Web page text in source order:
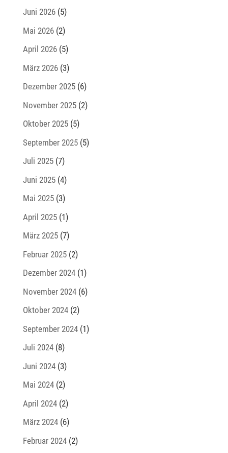
Juni 2026(5)
Mai 2026(2)
April 2026(5)
März 2026(3)
Dezember 2025(6)
November 2025(2)
Oktober 2025(5)
September 2025(5)
Juli 2025(7)
Juni 2025(4)
Mai 2025(3)
April 2025(1)
März 2025(7)
Februar 2025(2)
Dezember 2024(1)
November 2024(6)
Oktober 2024(2)
September 2024(1)
Juli 2024(8)
Juni 2024(3)
Mai 2024(2)
April 2024(2)
März 2024(6)
Februar 2024(2)